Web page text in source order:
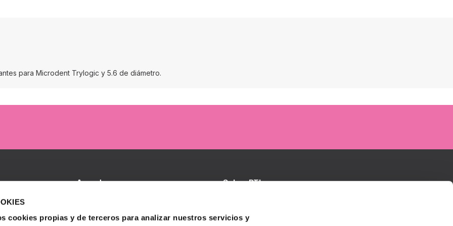
cookies propias y de terceros para analizar nuestros servicios y
para Microdent Trylogic y 5.6 de diámetro.
Accede Sobre BTI
Soluciones BTI